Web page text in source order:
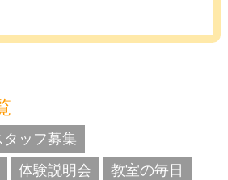
タッフ募集
体験説明会
教室の毎日